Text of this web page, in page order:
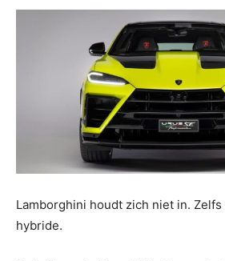
Lamborghini houdt zich niet in.
hybride.